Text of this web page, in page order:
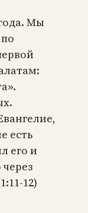
Мы
есть
его и
12)